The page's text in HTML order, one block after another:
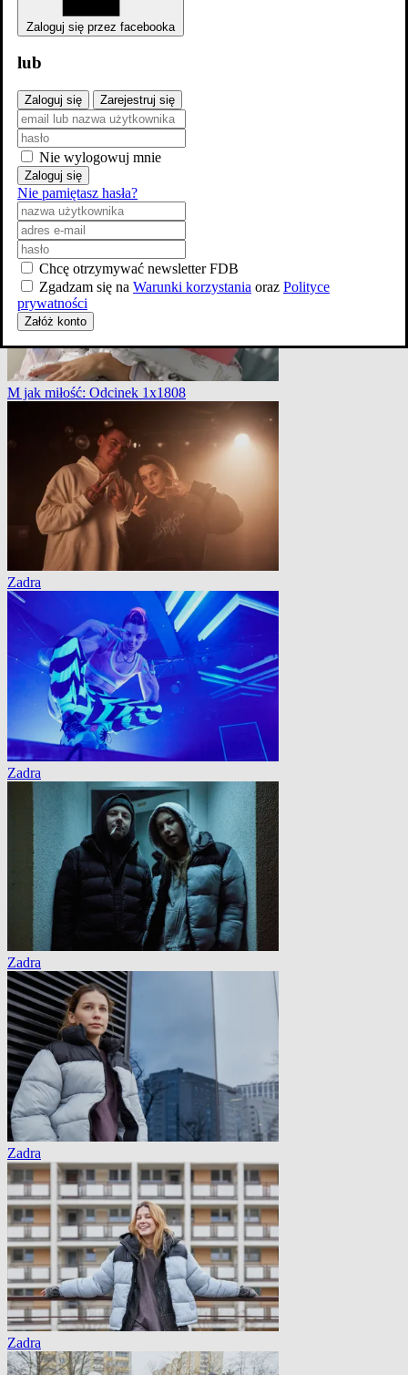
Czuwaj
M jak miłość: Odcinek 1x1808
Zadra
Zadra
Zadra
Zadra
Zadra
Zaloguj się przez facebooka
lub
Zaloguj się Zarejestruj się
Nie wylogowuj mnie
Zaloguj się
Nie pamiętasz hasła?
Chcę otrzymywać newsletter FDB
Zgadzam się na Warunki korzystania oraz Polityce
prywatności
Załóż konto